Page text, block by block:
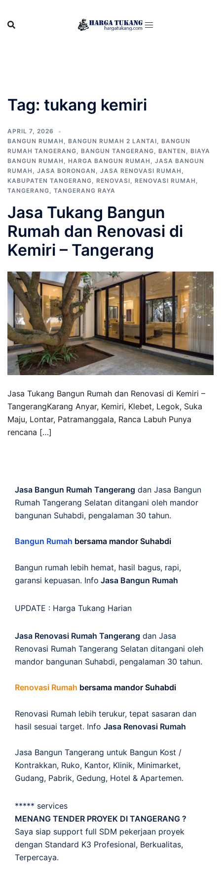
content
Tag: tukang kemiri
APRIL 7, 2026
BANGUN RUMAH , BANGUN RUMAH 2 LANTAI, BANGUN
RUMAH TANGERANG, BANGUN TANGERANG, BANTEN , BIAYA
BANGUN RUMAH , HARGA BANGUN RUMAH , JASA BANGUN
RUMAH , JASA BORONGAN , JASA RENOVASI RUMAH ,
KABUPATEN TANGERANG, RENOVASI, RENOVASI RUMAH ,
TANGERANG, TANGERANG RAYA
Jasa Tukang Bangun
Rumah dan Renovasi di
Kemiri – Tangerang
Jasa Tukang Bangun Rumah dan Renovasi di Kemiri –
TangerangKarang Anyar, Kemiri, Klebet, Legok, Suka
Maju, Lontar, Patramanggala, Ranca Labuh Punya
rencana […]
Jasa Bangun Rumah Tangerang dan Jasa Bangun
Rumah Tangerang Selatan ditangani oleh mandor
bangunan Suhabdi, pengalaman 30 tahun.
Bangun Rumah bersama mandor Suhabdi
Bangun rumah lebih hemat, hasil bagus, rapi,
garansi kepuasan. Info Jasa Bangun Rumah
UPDATE : Harga Tukang Harian
Jasa Renovasi Rumah Tangerang dan Jasa
Renovasi Rumah Tangerang Selatan ditangani oleh
mandor bangunan Suhabdi, pengalaman 30 tahun.
Renovasi Rumah bersama mandor Suhabdi
Renovasi Rumah lebih terukur, tepat sasaran dan
hasil sesuai target. Info Jasa Renovasi Rumah
Jasa Bangun Tangerang untuk Bangun Kost /
Kontrakkan, Ruko, Kantor, Klinik, Minimarket,
Gudang, Pabrik, Gedung, Hotel & Apartemen.
***** services
MENANG TENDER PROYEK DI TANGERANG ?
Saya siap support full SDM pekerjaan proyek
dengan Standard K3 Profesional, Berkualitas,
Terpercaya.